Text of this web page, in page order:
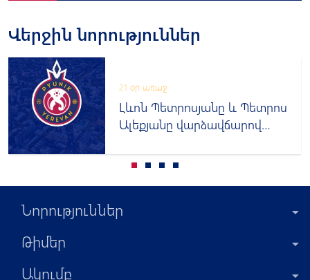
Վերջին նորություններ
21 օր առաջ
Լևոն Պետրոսյանը և Պետրոս
Ալեքյանը վարձավճարով
Նորություններ
Թիմեր
Ակումբ